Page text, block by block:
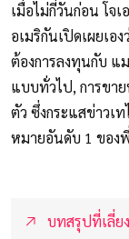
เมื่อไม่กี่วันก่อน โจ
อเมริกันเปิดเผยเอ
ต้องการลงทุนกับ แ
แบบทั่วไป, การขา
ตัว ซึ่งกระแสข่าวเ
หมายอันดับ 1 ของ
บทสรุปที่เลี่ย